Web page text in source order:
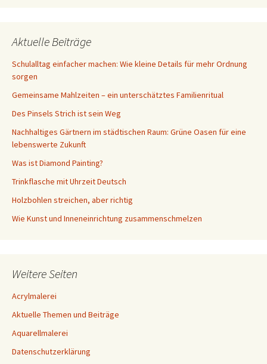
Aktuelle Beiträge
Schulalltag einfacher machen: Wie kleine Details für mehr Ordnung
sorgen
Gemeinsame Mahlzeiten – ein unterschätztes Familienritual
Des Pinsels Strich ist sein Weg
Nachhaltiges Gärtnern im städtischen Raum: Grüne Oasen für eine
lebenswerte Zukunft
Was ist Diamond Painting?
Trinkflasche mit Uhrzeit Deutsch
Holzbohlen streichen, aber richtig
Wie Kunst und Inneneinrichtung zusammenschmelzen
Weitere Seiten
Acrylmalerei
Aktuelle Themen und Beiträge
Aquarellmalerei
Datenschutzerklärung